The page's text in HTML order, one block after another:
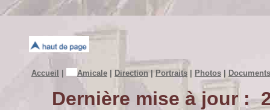
Accueil Amicale Direction Portraits Photos Documents
Dernière mise à jour :